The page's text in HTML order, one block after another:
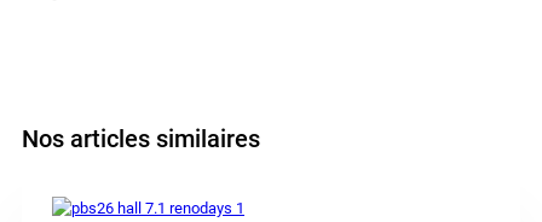
Nos articles similaires